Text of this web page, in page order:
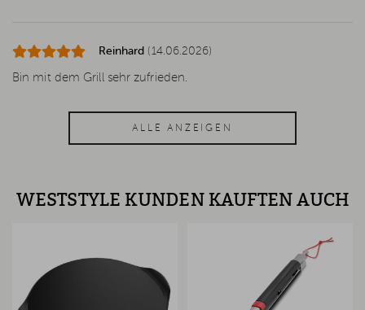
Reinhard (14.06.2026)
Bin mit dem Grill sehr zufrieden.
ALLE ANZEIGEN
WESTSTYLE KUNDEN KAUFTEN AUCH